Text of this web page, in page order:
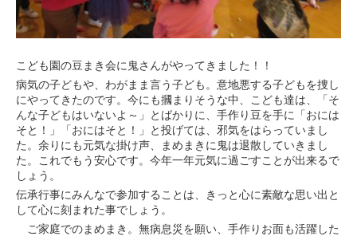
こども園の豆まき会に鬼さんがやってきました！！
病気の子どもや、わがまま言う子ども。意地悪する子どもを捜し
にやってきたのです。今にも摑まりそうな中、こども達は、「そ
んな子どもはいないよ～」とばかりに、手作り豆を手に「おには
そと！」「おにはそと！」と投げては、邪気をはらっていまし
た。余りにも元気な掛け声、まめまきに鬼は退散していきまし
た。これでもう安心です。今年一年元気に過ごすことが出来るで
しょう。
伝承行事にみんなで参加することは、きっと心に素敵な思い出と
して心に刻まれた事でしょう。
ご家庭でのまめまき。無病息災を願い、手作りお面も活躍した